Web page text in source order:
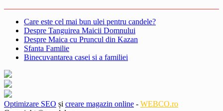
Care este cel mai bun ulei pentru candele?
Despre Tanguirea Maicii Domnului
Despre Maica cu Pruncul din Kazan
Sfanta Familie
Binecuvantarea casei si a familiei
Optimizare SEO și creare magazin online - WEBCO.ro